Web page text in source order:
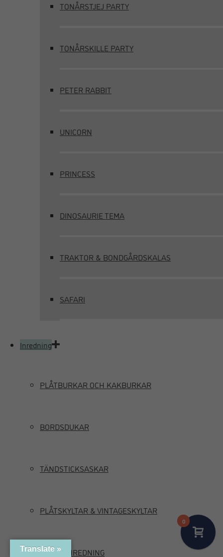
TONÅRSTJEJ PARTY
TONÅRSKILLE PARTY
PETER RABBIT
UNICORN
PRINCESS
DINOSAURIE TEMA
TRAKTOR & BONDGÅRDSKALAS
SAFARI
Inredning
PLÅTBURKAR OCH KAKBURKAR
BORDSDUKAR
TÄNDSTICKSASKAR
PLÅTSKYLTAR & VINTAGESKYLTAR
MARIN INREDNING
0
Translate »